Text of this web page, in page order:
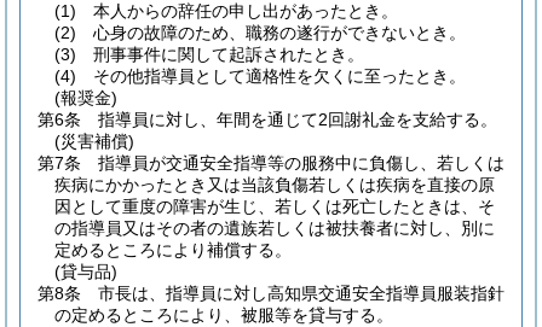
(1)
本人からの辞任の申し出があったとき。
(2)
心身の故障のため、職務の遂行ができないとき。
(3)
刑事事件に関して起訴されたとき。
(4)
その他指導員として適格性を欠くに至ったとき。
(報奨金)
第6条
指導員に対し、年間を通じて2回謝礼金を支給する。
(災害補償)
第7条
指導員が交通安全指導等の服務中に負傷し、若しくは
疾病にかかったとき又は当該負傷若しくは疾病を直接の原
因として重度の障害が生じ、若しくは死亡したときは、そ
の指導員又はその者の遺族若しくは被扶養者に対し、別に
定めるところにより補償する。
(貸与品)
第8条
市長は、指導員に対し高知県交通安全指導員服装指針
の定めるところにより、被服等を貸与する。